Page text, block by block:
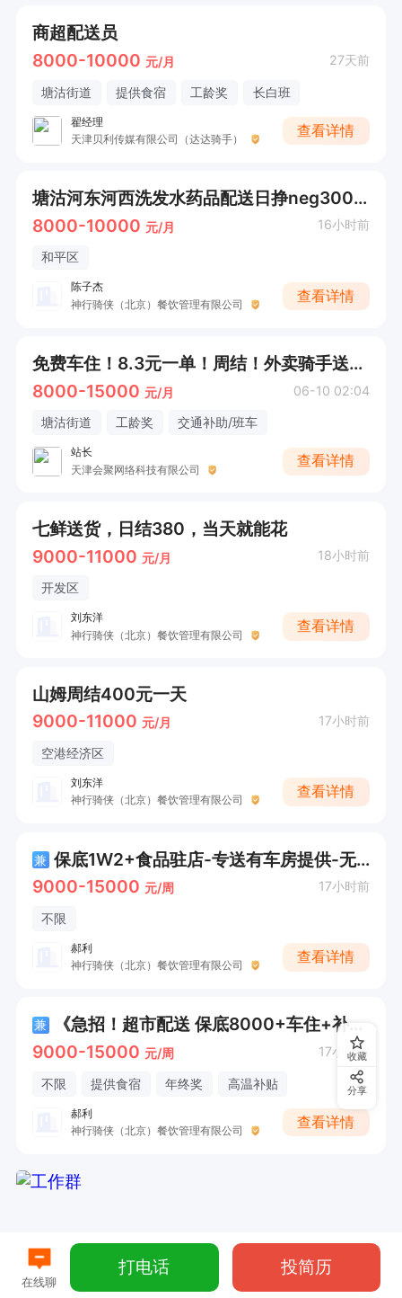
商超配送员
8000-10000 元/月 27天前
塘沽街道 提供食宿 工龄奖 长白班
翟经理
天津贝利传媒有限公司（达达骑手）
查看详情
塘沽河东河西洗发水药品配送日挣neg300，时间自由，可以周结
8000-10000 元/月 16小时前
和平区
陈子杰
神行骑侠（北京）餐饮管理有限公司
查看详情
免费车住！8.3元一单！周结！外卖骑手送餐员 就近分配（美团直招）提供车辆 住宿装备
8000-15000 元/月 06-10 02:04
塘沽街道 工龄奖 交通补助/班车
站长
天津会聚网络科技有限公司
查看详情
七鲜送货，日结380，当天就能花
9000-11000 元/月 18小时前
开发区
刘东洋
神行骑侠（北京）餐饮管理有限公司
查看详情
山姆周结400元一天
9000-11000 元/月 17小时前
空港经济区
刘东洋
神行骑侠（北京）餐饮管理有限公司
查看详情
兼
保底1W2+食品驻店-专送有车房提供-无需经验
9000-15000 元/周 17小时前
不限
郝利
神行骑侠（北京）餐饮管理有限公司
查看详情
兼
9000-15000 元/周 17小时前
不限 提供食宿 年终奖 高温补贴
郝利
神行骑侠（北京）餐饮管理有限公司
查看详情
收藏
分享
在线聊
打电话 投简历